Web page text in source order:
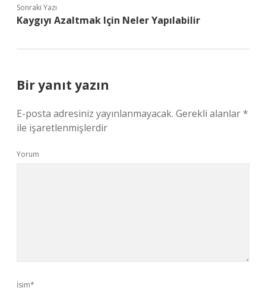
Sonraki Yazı
Kaygıyı Azaltmak Için Neler Yapılabilir
Bir yanıt yazın
E-posta adresiniz yayınlanmayacak. Gerekli alanlar*
ile işaretlenmişlerdir
Yorum
İsim*